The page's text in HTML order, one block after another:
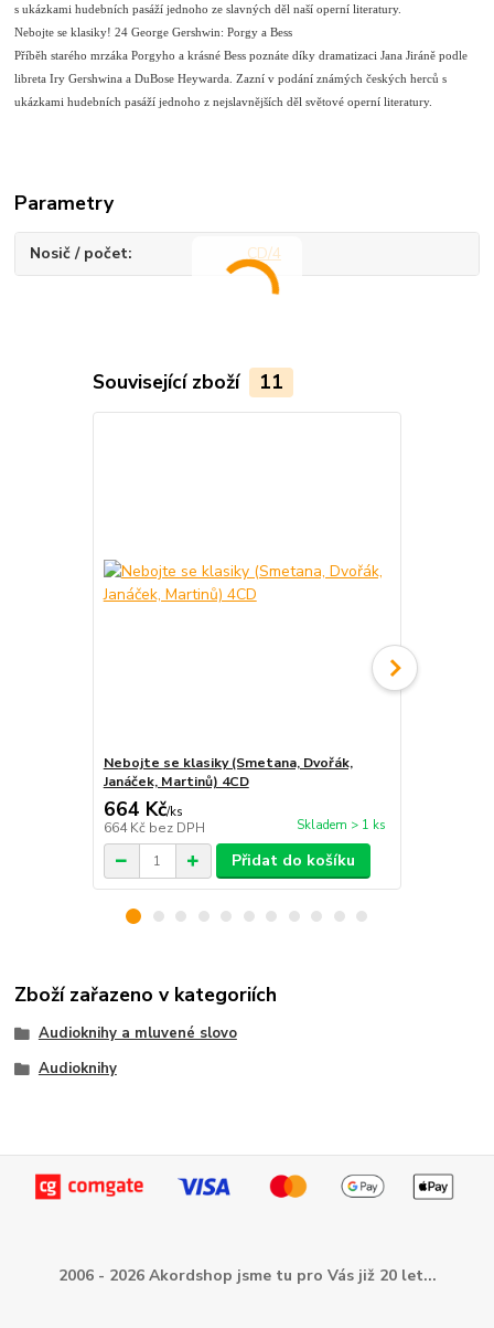
s ukázkami hudebních pasáží jednoho ze slavných děl naší operní literatury.
Nebojte se klasiky! 24 George Gershwin: Porgy a Bess
Příběh starého mrzáka Porgyho a krásné Bess poznáte díky dramatizaci Jana Jiráně podle
libreta Iry Gershwina a DuBose Heywarda. Zazní v podání známých českých herců s
ukázkami hudebních pasáží jednoho z nejslavnějších děl světové operní literatury.
Parametry
Nosič / počet CD/4
Související zboží 11
Nebojte se klasiky (Smetana, Dvořák,
Janáček, Martinů) 4CD
664 Kč/ks
664 Kč bez DPH Skladem > 1 ks
Přidat do košíku
Zboží zařazeno v kategoriích
Audioknihy a mluvené slovo
Audioknihy
2006 - 2026 Akordshop jsme tu pro Vás již 20 let...